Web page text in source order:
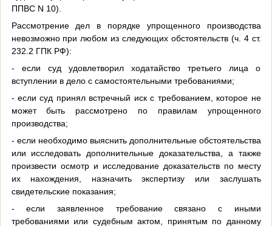
ППВС N 10).
Рассмотрение дел в порядке упрощенного производства
невозможно при любом из следующих обстоятельств (ч. 4 ст.
232.2 ГПК РФ):
- если суд удовлетворил ходатайство третьего лица о
вступлении в дело с самостоятельными требованиями;
- если суд принял встречный иск с требованием, которое не
может быть рассмотрено по правилам упрощенного
производства;
- если необходимо выяснить дополнительные обстоятельства
или исследовать дополнительные доказательства, а также
произвести осмотр и исследование доказательств по месту
их нахождения, назначить экспертизу или заслушать
свидетельские показания;
- если заявленное требование связано с иными
требованиями или судебным актом, принятым по данному